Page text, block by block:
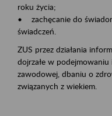
roku życia;
• zachęcanie do
świadczeń.
ZUS przez działania
dojrzałe w
zawodowej, dbaniu o
związanych z wiekiem.